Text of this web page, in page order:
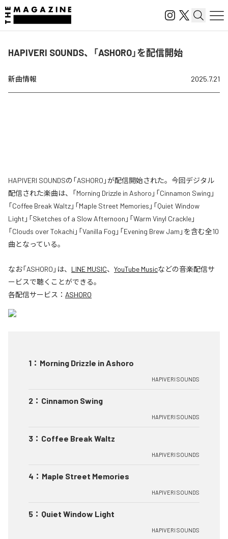
HAPIVERI SOUNDS、「ASHORO」を配信開始
新曲情報 2025.7.21
HAPIVERI SOUNDSの「ASHORO」が配信開始された。今回デジタル
配信された楽曲は、「Morning Drizzle in Ashoro」「Cinnamon Swing」
「Coffee Break Waltz」「Maple Street Memories」「Quiet Window
Light」「Sketches of a Slow Afternoon」「Warm Vinyl Crackle」
「Clouds over Tokachi」「Vanilla Fog」「Evening Brew Jam」を含む全10
曲となっている。
なお「ASHORO 」は、 LINE MUSIC、 YouTube Musicなどの音楽配信サ
ービスで聴くことができる。
各配信サービス： ASHORO
1 ： Morning Drizzle in Ashoro
HAPIVERI SOUNDS
2 ： Cinnamon Swing
HAPIVERI SOUNDS
3 ： Coffee Break Waltz
HAPIVERI SOUNDS
4 ： Maple Street Memories
HAPIVERI SOUNDS
5 ： Quiet Window Light
HAPIVERI SOUNDS